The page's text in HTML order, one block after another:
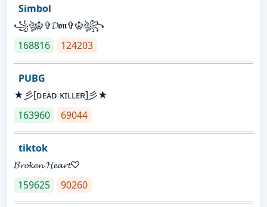
Simbol
꧁ঔৣ☬✞𝓓𝖔𝖓✞☬ঔৣ꧂
168816
124203
PUBG
★彡[ᴅᴇᴀᴅ ᴋɪʟʟᴇʀ]彡★
163960
69044
tiktok
𝓑𝓻𝓸𝓴𝓮𝓷 𝓗𝓮𝓪𝓻𝓽♡
159625
90260